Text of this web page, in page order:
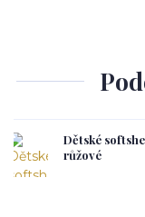
Dětské
růžové